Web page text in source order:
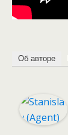
Об авторе